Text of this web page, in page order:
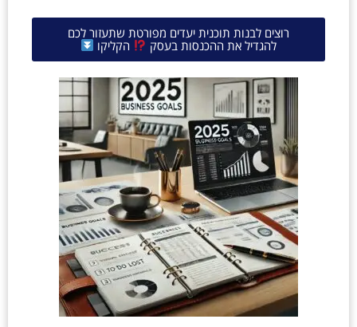
רוצים לבנות תוכנית יעדים מפורטת שתעזור לכם
להגדיל את ההכנסות בעסק הקליקו